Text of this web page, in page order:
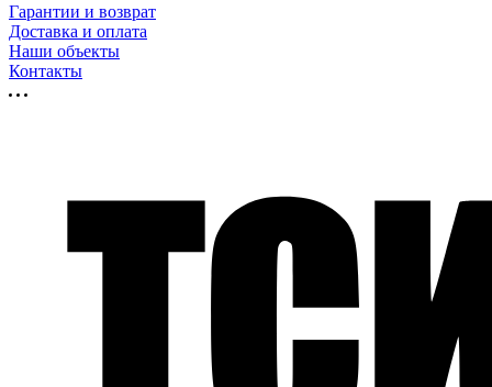
Гарантии и возврат
Доставка и оплата
Наши объекты
Контакты